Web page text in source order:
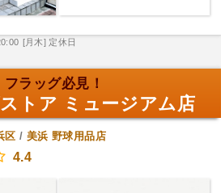
[月木] 定休日
ラッグ必見！
トア ミュージアム店
区 / 美浜 野球用品店
4.4